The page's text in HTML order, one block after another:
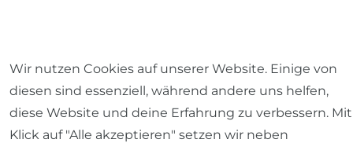
Wir nutzen Cookies auf unserer Website. Einige von
diesen sind essenziell, während andere uns helfen,
diese Website und deine Erfahrung zu verbessern. Mit
Klick auf "Alle akzeptieren" setzen wir neben